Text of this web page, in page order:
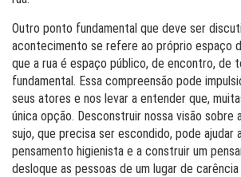
Outro ponto fundamental que deve ser
acontecimento se refere ao próprio espaço
que a rua é espaço público, de encontro, de
fundamental. Essa compreensão pode
seus atores e nos levar a entender que,
única opção. Desconstruir nossa visão sobre
sujo, que precisa ser escondido, pode ajudar
pensamento higienista e a construir um
desloque as pessoas de um lugar de